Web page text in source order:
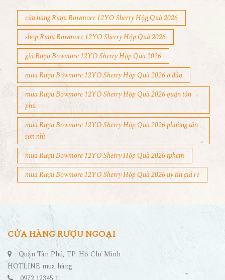
cửa hàng Rượu Bowmore 12YO Sherry Hộp Quà 2026
shop Rượu Bowmore 12YO Sherry Hộp Quà 2026
giá Rượu Bowmore 12YO Sherry Hộp Quà 2026
mua Rượu Bowmore 12YO Sherry Hộp Quà 2026 ở đâu
mua Rượu Bowmore 12YO Sherry Hộp Quà 2026 quận tân
phú
mua Rượu Bowmore 12YO Sherry Hộp Quà 2026 phường tân
sơn nhì
mua Rượu Bowmore 12YO Sherry Hộp Quà 2026 tphcm
mua Rượu Bowmore 12YO Sherry Hộp Quà 2026 uy tín giá rẻ
CỬA HÀNG RƯỢU NGOẠI
Quận Tân Phú, TP. Hồ Chí Minh
HOTLINE mua hàng